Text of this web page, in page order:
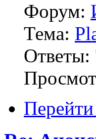
Форум:
Тема:
Ответы: